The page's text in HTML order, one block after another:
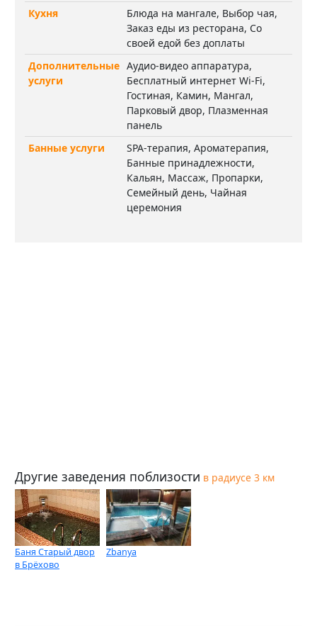
Кухня
Блюда на мангале, Выбор чая,
Заказ еды из ресторана, Со
своей едой без доплаты
Дополнительные
услуги
Аудио-видео аппаратура,
Бесплатный интернет Wi-Fi,
Гостиная, Камин, Мангал,
Парковый двор, Плазменная
панель
Банные услуги
SPA-терапия, Ароматерапия,
Банные принадлежности,
Кальян, Массаж, Пропарки,
Семейный день, Чайная
церемония
Другие заведения поблизости в радиусе 3 км
Баня Старый двор
в Брёхово
Zbanya